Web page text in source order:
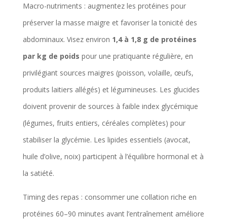
Macro-nutriments : augmentez les protéines pour
préserver la masse maigre et favoriser la tonicité des
abdominaux. Visez environ 1,4 à 1,8 g de protéines
par kg de poids pour une pratiquante régulière, en
privilégiant sources maigres (poisson, volaille, œufs,
produits laitiers allégés) et légumineuses. Les glucides
doivent provenir de sources à faible index glycémique
(légumes, fruits entiers, céréales complètes) pour
stabiliser la glycémie. Les lipides essentiels (avocat,
huile d’olive, noix) participent à l’équilibre hormonal et à
la satiété.
Timing des repas : consommer une collation riche en
protéines 60–90 minutes avant l’entraînement améliore